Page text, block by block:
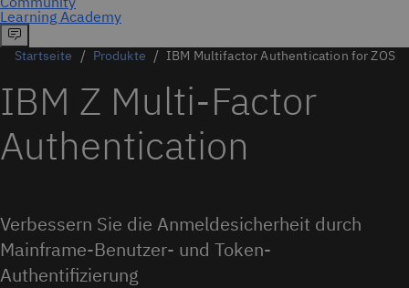
Startseite Produkte IBM Multifactor Authentication for ZOS
IBM Z Multi-Factor
Authentication
Verbessern Sie die Anmeldesicherheit durch
Mainframe-Benutzer- und Token-
Authentifizierung